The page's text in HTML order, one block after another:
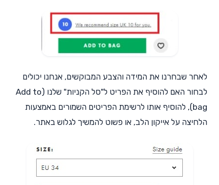
לאחר שבחרנו את המידה והצבע המבוקשים, אנחנו יכולים
לבחור האם להוסיף את הפריט ל"סל הקניות" שלנו (Add to
bag), להוסיף אותו לרשימת הפריטים השמורים באמצעות
הלחיצה על אייקון הלב, או פשוט להמשיך לגלוש באתר.